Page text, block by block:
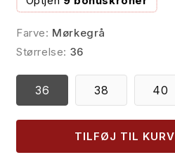
a
l
p
Farve: Mørkegrå
Størrelse: 36
36 38 40
TILFØJ TIL KURV